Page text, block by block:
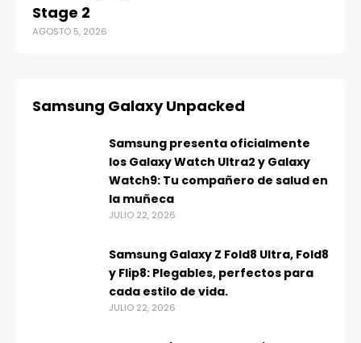
Stage 2
AGOSTO 5, 2026
Samsung Galaxy Unpacked
Samsung presenta oficialmente
los Galaxy Watch Ultra2 y Galaxy
Watch9: Tu compañero de salud en
la muñeca
JULIO 22, 2026
Samsung Galaxy Z Fold8 Ultra, Fold8
y Flip8: Plegables, perfectos para
cada estilo de vida.
JULIO 22, 2026